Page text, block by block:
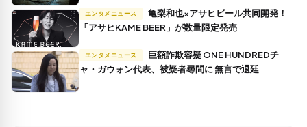
エンタメニュース
「アサヒKAME BEER」が数量限定発売
エンタメニュース
ャ・ガウォン代表、被疑者尋問に 無言で退廷